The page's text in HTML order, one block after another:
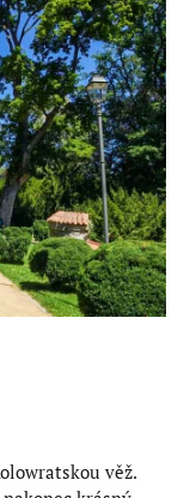
věž.